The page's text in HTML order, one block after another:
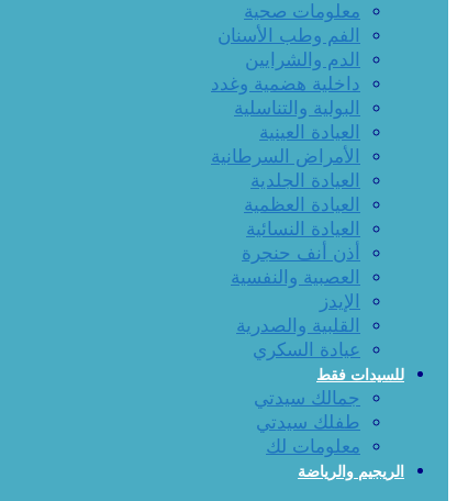
معلومات صحية
الفم وطب الأسنان
الدم والشرايين
داخلية هضمية وغدد
البولية والتناسلية
العيادة العينية
الأمراض السرطانية
العيادة الجلدية
العيادة العظمية
العيادة النسائية
أذن أنف حنجرة
العصبية والنفسية
الإيدز
القلبية والصدرية
عيادة السكري
للسيدات فقط
جمالك سيدتي
طفلك سيدتي
معلومات لك
الريجيم والرياضة